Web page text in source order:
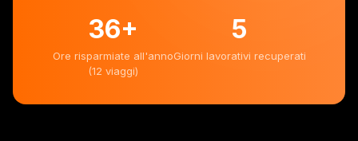
36+
Ore risparmiate all'anno
(12 viaggi)
5
Giorni lavorativi recuperati